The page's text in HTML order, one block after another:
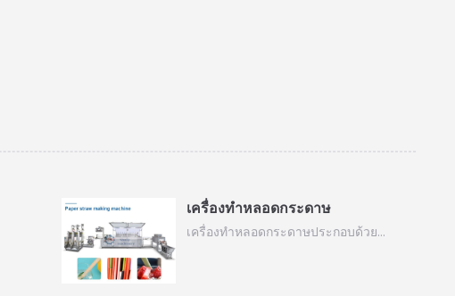
เครื่องทำหลอดกระดาษ
เครื่องทำหลอดกระดาษประกอบด้วย…